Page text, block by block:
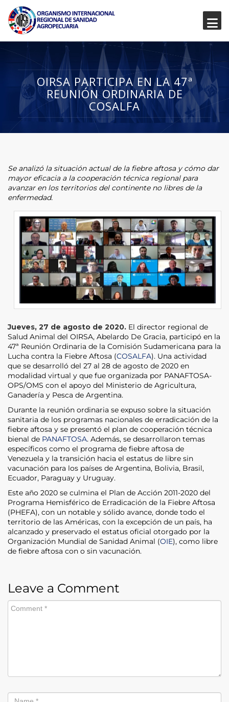
OIRSA PARTICIPA EN LA 47ª
REUNIÓN ORDINARIA DE
COSALFA
Se analizó la situación actual de la fiebre aftosa y cómo dar
mayor eficacia a la cooperación técnica regional para
avanzar en los territorios del continente no libres de la
enfermedad.
Jueves, 27 de agosto de 2020. El director regional de
Salud Animal del OIRSA, Abelardo De Gracia, participó en la
47ª Reunión Ordinaria de la Comisión Sudamericana para la
Lucha contra la Fiebre Aftosa (COSALFA). Una actividad
que se desarrolló del 27 al 28 de agosto de 2020 en
modalidad virtual y que fue organizada por PANAFTOSA-
OPS/OMS con el apoyo del Ministerio de Agricultura,
Ganadería y Pesca de Argentina.
Durante la reunión ordinaria se expuso sobre la situación
sanitaria de los programas nacionales de erradicación de la
fiebre aftosa y se presentó el plan de cooperación técnica
bienal de PANAFTOSA. Además, se desarrollaron temas
específicos como el programa de fiebre aftosa de
Venezuela y la transición hacia el estatus de libre sin
vacunación para los países de Argentina, Bolivia, Brasil,
Ecuador, Paraguay y Uruguay.
Este año 2020 se culmina el Plan de Acción 2011-2020 del
Programa Hemisférico de Erradicación de la Fiebre Aftosa
(PHEFA), con un notable y sólido avance, donde todo el
territorio de las Américas, con la excepción de un país, ha
alcanzado y preservado el estatus oficial otorgado por la
Organización Mundial de Sanidad Animal (OIE), como libre
de fiebre aftosa con o sin vacunación.
Leave a Comment